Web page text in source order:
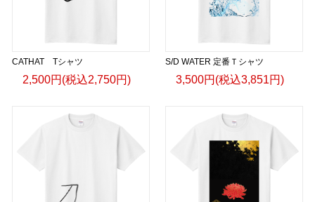
CATHAT Tシャツ
2,500円(税込2,750円)
S/D WATER 定番Ｔシャツ
3,500円(税込3,851円)